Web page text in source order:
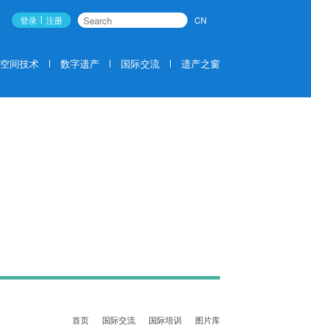
登录 注册 CN
空间技术 数字遗产 国际交流 遗产之窗
首页 国际交流 国际培训 图片库